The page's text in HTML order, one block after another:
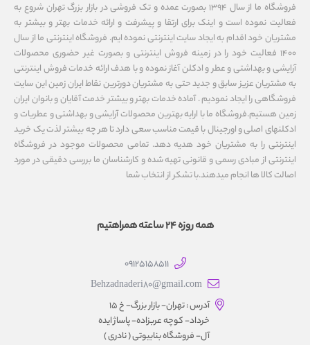
فروشگاه ما از سال ۱۳۹۴ بصورت عمده و تک فروشی در بازار بزرگ تهران شروع به
فعالیت نموده است و اینک برای ارتقا و پیشرفت و ارائه خدمات بهتر و بیشتر به
مشتریان خود اقدام به ایجاد سایت اینترنتی نموده ایم. فروشگاه اینترنتی ما از سال
1400 فعالیت خود را در زمینه فروش اینترنتی و بصورت غیر حضوری محصولات
آرایشی و بهداشتی و عطر و ادکلن آغاز نموده و با هدف ارائه خدمات فروش اینترنتی
به مشتریان عزیز سابق و جدید حتی به مشتریان دورترین نقاط ایران زمین این سایت
فروشگاهی را ایجاد نمودیم . آماده خدمات بهتر و بیشتر خدمت آقایان و بانوان ایران
زمین هستیم.فروشگاه ما با ارایه بهترین محصولات آرایشی و بهداشتی و عطریات و
ادکلنهای اصلی و اورجینال با قیمت مناسب سعی دارد تا هر چه بیشتر لذت یک خرید
اینترنتی را به مشتریان خود هدیه دهد. تمامی محصولات موجود در فروشگاه
اینترنتی از مبادی رسمی و قانونی تهیه شده و کارشناسان ما بررسی دقیقی در مورد
اصالت کالا ها انجام میدهند.با تشکر از انتخاب شما
همه روزه 24 ساعته همراهتیم
09125158511
Behzadnaderi80@gmail.com
آدرس : تهران- بازار بزرگ- خ ۱۵
خرداد- کوچه عربزاده- پاساژ ایده
آل- فروشگاه بنابیوتی ( نادری )